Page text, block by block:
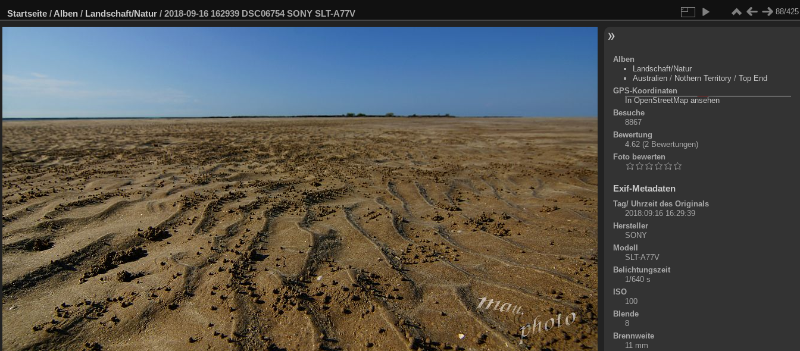
Startseite / Alben / Landschaft/Natur / 2018-09-16 162939 DSC06754 SONY SLT-A77V 88/425
Alben
Landschaft/Natur
Australien/ Nothern Territory/ Top End
GPS-Koordinaten
+
-
©
In OpenStreetMap ansehen
Besuche
8867
Bewertung
4.62 (2 Bewertungen)
Foto bewerten
Exif-Metadaten
Tag/ Uhrzeit des Originals
2018:09:16 16:29:39
Hersteller
SONY
Modell
SLT-A77V
Belichtungszeit
1/640 s
ISO
100
Blende
8
Brennweite
11 mm